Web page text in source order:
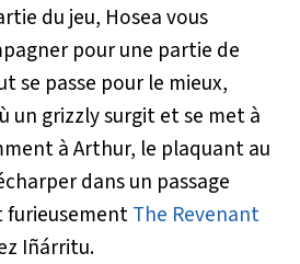
du jeu, Hosea vous
pour une partie de
se passe pour le mieux,
un grizzly surgit et se met à
à Arthur, le plaquant au
dans un passage
The Revenant
Iñárritu.